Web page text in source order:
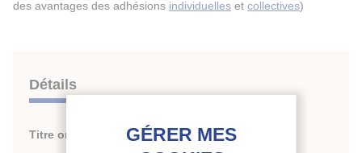
des avantages des adhésions individuelles et collectives)
Détails
Titre original :
COMPUTER SIMULATION OF THE